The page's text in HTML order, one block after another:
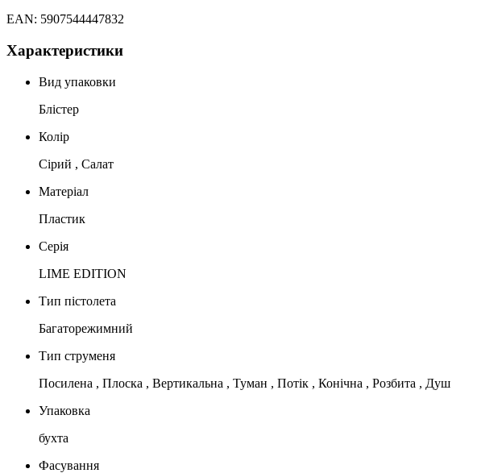
EAN: 5907544447832
Характеристики
Вид упаковки
Блістер
Колір
Сірий , Салат
Матеріал
Пластик
Серія
LIME EDITION
Тип пістолета
Багаторежимний
Тип струменя
Посилена , Плоска , Вертикальна , Туман , Потік , Конічна , Розбита , Душ
Упаковка
бухта
Фасування